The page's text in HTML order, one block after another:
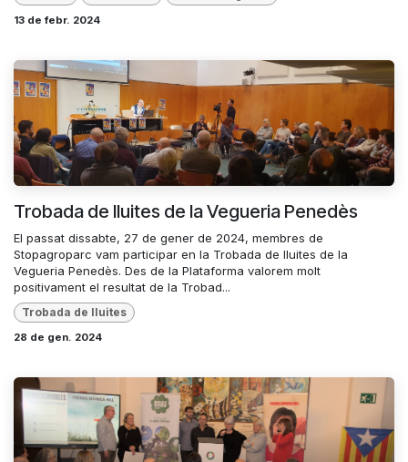
13 de febr. 2024
Trobada de lluites de la Vegueria Penedès
El passat dissabte, 27 de gener de 2024, membres de
Stopagroparc vam participar en la Trobada de lluites de la
Vegueria Penedès. Des de la Plataforma valorem molt
positivament el resultat de la Trobad...
Trobada de lluites
28 de gen. 2024